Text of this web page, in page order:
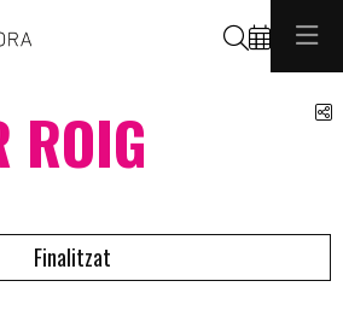
Cerca
ROIG
Finalitzat